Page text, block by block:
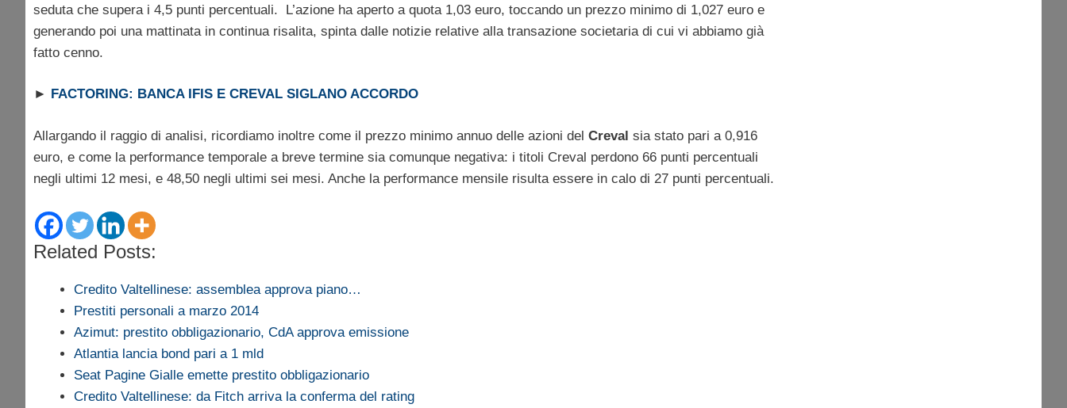
seduta che supera i 4,5 punti percentuali. L’azione ha aperto a quota 1,03 euro, toccando un prezzo minimo di 1,027 euro e
generando poi una mattinata in continua risalita, spinta dalle notizie relative alla transazione societaria di cui vi abbiamo già
fatto cenno.
► FACTORING: BANCA IFIS E CREVAL SIGLANO ACCORDO
Allargando il raggio di analisi, ricordiamo inoltre come il prezzo minimo annuo delle azioni del Creval sia stato pari a 0,916
euro, e come la performance temporale a breve termine sia comunque negativa: i titoli Creval perdono 66 punti percentuali
negli ultimi 12 mesi, e 48,50 negli ultimi sei mesi. Anche la performance mensile risulta essere in calo di 27 punti percentuali.
Related Posts:
Credito Valtellinese: assemblea approva piano…
Prestiti personali a marzo 2014
Azimut: prestito obbligazionario, CdA approva emissione
Atlantia lancia bond pari a 1 mld
Seat Pagine Gialle emette prestito obbligazionario
Credito Valtellinese: da Fitch arriva la conferma del rating